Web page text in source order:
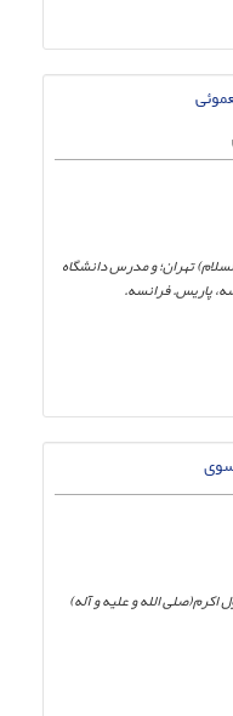
تهران؛ و مدرس دانشگاه
پاریس. فرانسه.
الله و علیه و آله)